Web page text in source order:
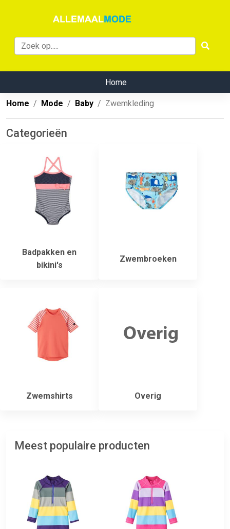
Home
Home Mode Baby Zwemkleding
Categorieën
Badpakken en
bikini's
Zwembroeken
Zwemshirts Overig
Meest populaire producten